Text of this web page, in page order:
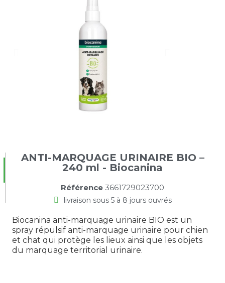
ANTI-MARQUAGE URINAIRE BIO –
240 ml - Biocanina
Référence 3661729023700
livraison sous 5 à 8 jours ouvrés
Biocanina anti-marquage urinaire BIO est un
spray répulsif anti-marquage urinaire pour chien
et chat qui protège les lieux ainsi que les objets
du marquage territorial urinaire.